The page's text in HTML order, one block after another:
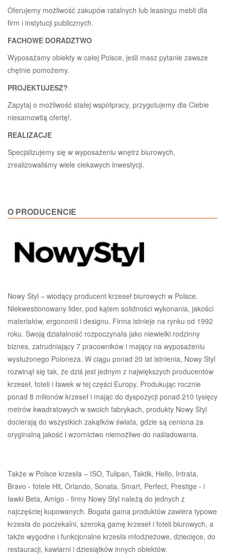
Oferujemy możliwość zakupów ratalnych lub leasingu mebli dla
firm i instytucji publicznych.
FACHOWE DORADZTWO
Wyposażamy obiekty w całej Polsce, jeśli masz pytanie zawsze
chętnie pomożemy.
PROJEKTUJESZ?
Zapytaj o możliwość stałej współpracy, przygotujemy dla Ciebie
niesamowitą ofertę!.
REALIZACJE
Specjalizujemy się w wyposażeniu wnętrz biurowych,
zrealizowaliśmy wiele ciekawych inwestycji.
O PRODUCENCIE
Nowy Styl – wiodący producent krzeseł biurowych w Polsce.
Niekwestionowany lider, pod kątem solidności wykonania, jakości
materiałów, ergonomii i designu. Firma istnieje na rynku od 1992
roku. Swoją działalność rozpoczynała jako niewielki rodzinny
biznes, zatrudniający 7 pracowników i mający na wyposażeniu
wysłużonego Poloneza. W ciągu ponad 20 lat istnienia, Nowy Styl
rozwinął się tak, że dziś jest jednym z największych producentów
krzeseł, foteli i ławek w tej części Europy. Produkując rocznie
ponad 8 milionów krzeseł i mając do dyspozycji ponad 210 tysięcy
metrów kwadratowych w swoich fabrykach, produkty Nowy Styl
docierają do wszystkich zakątków świata, gdzie są ceniona za
oryginalną jakość i wzornictwo niemożliwe do naśladowania.
Także w Polsce krzesła – ISO, Tulipan, Taktik, Hello, Intrata,
Bravo - fotele Hit, Orlando, Sonata, Smart, Perfect, Prestige - i
ławki Beta, Amigo - firmy Nowy Styl należą do jednych z
najczęściej kupowanych. Bogata gama produktów zawiera typowe
krzesła do poczekalni, szeroką gamę krzeseł i foteli biurowych, a
także wygodne i funkcjonalne krzesła młodzieżowe, dziecięce, do
restauracji, kawiarni i dziesiątków innych obiektów.